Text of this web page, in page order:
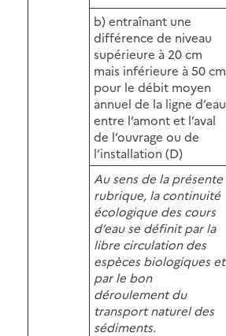
b) entraînant une
différence de niveau
supérieure à 20 cm
mais inférieure à 50 cm
pour le débit moyen
annuel de la ligne d’eau
entre l’amont et l’aval
de l’ouvrage ou de
l’installation (D)
Au sens de la présente
rubrique, la continuité
écologique des cours
d’eau se définit par la
libre circulation des
espèces biologiques et
par le bon
déroulement du
transport naturel des
sédiments.